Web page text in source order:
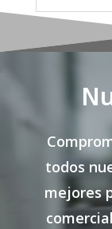
todos
mejores